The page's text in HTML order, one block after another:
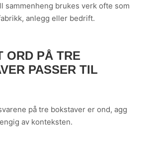
sammenheng brukes verk ofte som
anlegg eller bedrift.
ORD PÅ TRE
PASSER TIL
på tre bokstaver er ond, agg
av konteksten.